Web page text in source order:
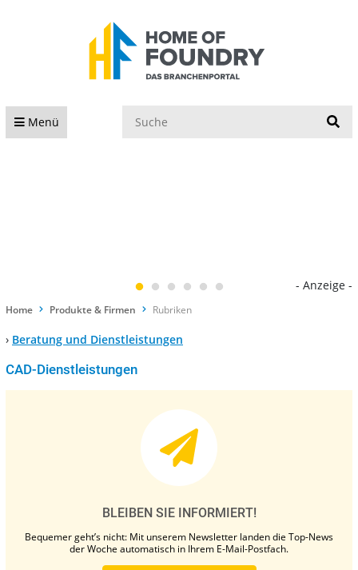
Menü
- Anzeige -
Home Produkte & Firmen Rubriken
› Beratung und Dienstleistungen
CAD-Dienstleistungen
BLEIBEN SIE INFORMIERT!
Bequemer geht’s nicht: Mit unserem Newsletter landen die Top-News
der Woche automatisch in Ihrem E-Mail-Postfach.